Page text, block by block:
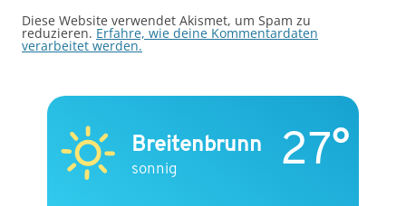
Diese Website verwendet Akismet, um Spam zu
reduzieren. Erfahre, wie deine Kommentardaten
verarbeitet werden.
Breitenbrunn
sonnig 27°